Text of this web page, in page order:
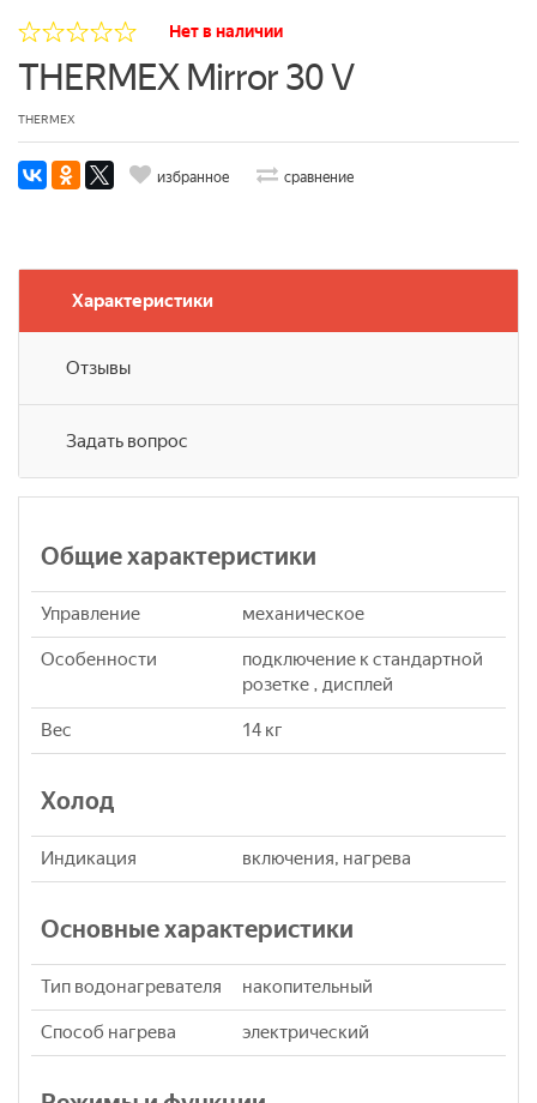
Нет в наличии
THERMEX Mirror 30 V
THERMEX
избранное сравнение
Характеристики
Отзывы
Задать вопрос
Общие характеристики
Управление механическое
Особенности
подключение к стандартной
розетке , дисплей
Вес 14 кг
Холод
Индикация включения, нагрева
Основные характеристики
Тип водонагревателя накопительный
Способ нагрева электрический